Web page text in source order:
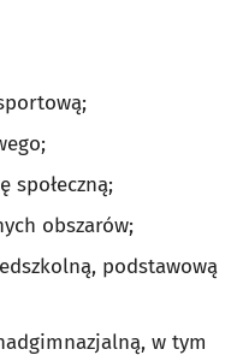
społeczną;
obszarów;
podstawową
w tym